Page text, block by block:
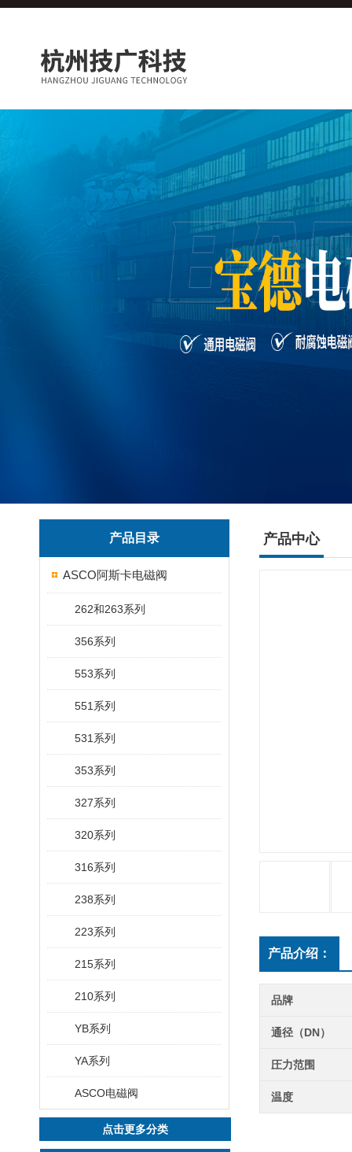
产品目录
ASCO阿斯卡电磁阀
262和263系列
356系列
553系列
551系列
531系列
353系列
327系列
320系列
316系列
238系列
223系列
215系列
210系列
YB系列
YA系列
ASCO电磁阀
点击更多分类
产品中心
产品介绍：
品牌
通径（DN）
圧力范围
温度